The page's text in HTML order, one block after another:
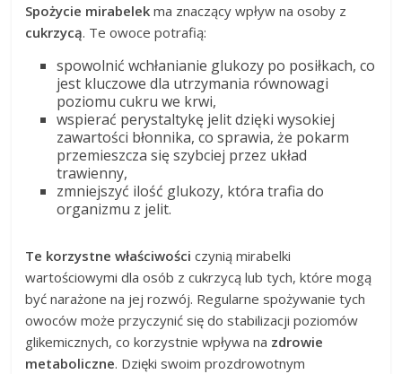
Spożycie mirabelek ma znaczący wpływ na osoby z
cukrzycą. Te owoce potrafią:
spowolnić wchłanianie glukozy po posiłkach, co
jest kluczowe dla utrzymania równowagi
poziomu cukru we krwi,
wspierać perystaltykę jelit dzięki wysokiej
zawartości błonnika, co sprawia, że pokarm
przemieszcza się szybciej przez układ
trawienny,
zmniejszyć ilość glukozy, która trafia do
organizmu z jelit.
Te korzystne właściwości czynią mirabelki
wartościowymi dla osób z cukrzycą lub tych, które mogą
być narażone na jej rozwój. Regularne spożywanie tych
owoców może przyczynić się do stabilizacji poziomów
glikemicznych, co korzystnie wpływa na zdrowie
metaboliczne. Dzięki swoim prozdrowotnym